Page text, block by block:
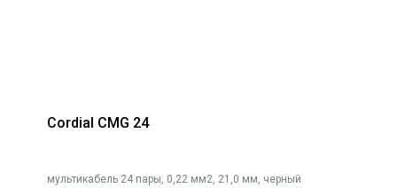
Cordial CMG 24
мультикабель 24 пары, 0,22 мм2, 21,0 мм, черный